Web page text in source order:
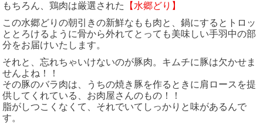
もちろん、鶏肉は厳選された
【水郷どり】
この水郷どりの朝引きの新鮮なもも肉と、鍋にするとトロッ
ととろけるように骨から外れてとっても美味しい手羽中の部
分をお届けいたします。
それと、忘れちゃいけないのが豚肉。キムチに豚は欠かせま
せんよね！！
その豚のバラ肉は、うちの焼き豚を作るときに肩ロースを提
供してくれている、お肉屋さんのもの！！
脂がしつこくなくて、それでいてしっかりと味があるんで
す。